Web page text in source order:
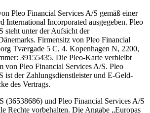
Pleo Financial Services A/S gemäß einer
International Incorporated ausgegeben. Pleo
steht unter der Aufsicht der
Firmensitz von Pleo Financial
Tværgade 5 C, 4. Kopenhagen N, 2200,
39155435. Die Pleo-Karte verbleibt
von Pleo Financial Services A/S. Pleo
ist der Zahlungsdienstleister und E-Geld-
des Vertrags.
(36538686) und Pleo Financial Services A/S
Rechte vorbehalten. Die Angabe „Europas